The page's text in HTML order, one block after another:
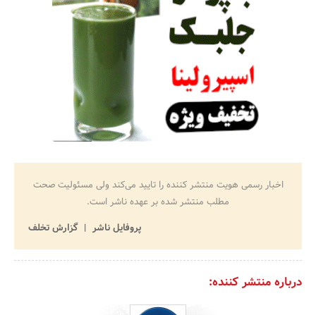
اخبار رسمی هویت منتشر کننده را تایید می‌کند ولی مسئولیت صحت
مطلب منتشر شده بر عهده ناشر است.
پروفایل ناشر
گزارش تخلف
درباره منتشر کننده: